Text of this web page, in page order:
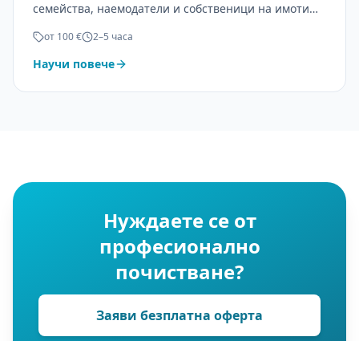
семейства, наемодатели и собственици на имоти
от 100 € 2–5 часа
Научи повече
Нуждаете се от
професионално
почистване?
Заяви безплатна оферта